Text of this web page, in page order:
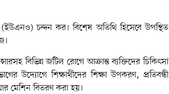
(ইউএনও) চন্দন কর। বিশেষ অতিথি হিসেবে উপস্থিত
বিভিন্ন জটিল রোগে আক্রান্ত ব্যক্তিদের চিকিৎসা
উদ্যোগে শিক্ষার্থীদের শিক্ষা উপকরণ, প্রতিবন্ধী
মেশিন বিতরণ করা হয়।